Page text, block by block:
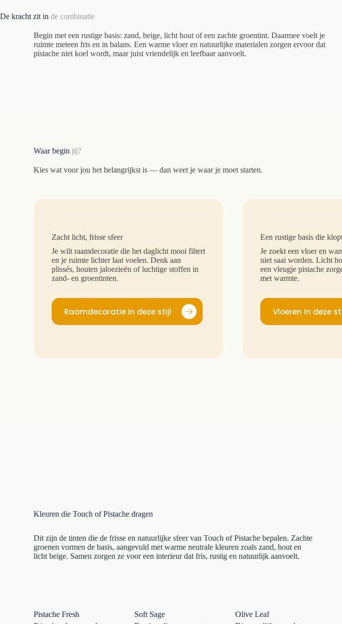
De kracht zit in de combinatie
Begin met een rustige basis: zand, beige, licht hout of een zachte groentint. Daarmee voelt je
ruimte meteen fris en in balans. Een warme vloer en natuurlijke materialen zorgen ervoor dat
pistache niet koel wordt, maar juist vriendelijk en leefbaar aanvoelt.
Waar begin jij?
Kies wat voor jou het belangrijkst is — dan weet je waar je moet starten.
Zacht licht, frisse sfeer
Je wilt raamdecoratie die het daglicht mooi filtert
en je ruimte lichter laat voelen. Denk aan
plissés, houten jaloezieën of luchtige stoffen in
zand- en groentinten.
Raamdecoratie in deze stijl
Een rustige basis die
Je zoekt een vloer en
niet saai worden. Licht
een vleugje pistache
met warmte.
Vloeren in deze
Kleuren die Touch of Pistache dragen
Dit zijn de tinten die de frisse en natuurlijke sfeer van Touch of Pistache bepalen. Zachte
groenen vormen de basis, aangevuld met warme neutrale kleuren zoals zand, hout en
licht beige. Samen zorgen ze voor een interieur dat fris, rustig en natuurlijk aanvoelt.
Pistache Fresh
Soft Sage
Olive Leaf